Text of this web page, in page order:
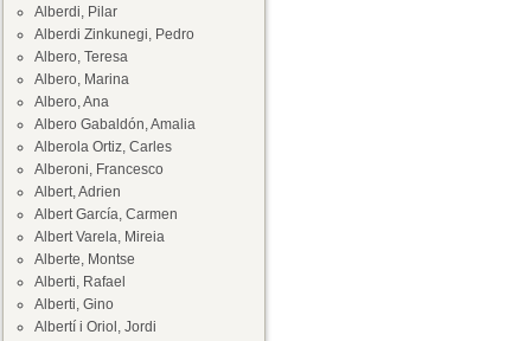
Alberdi, Pilar
Alberdi Zinkunegi, Pedro
Albero, Teresa
Albero, Marina
Albero, Ana
Albero Gabaldón, Amalia
Alberola Ortiz, Carles
Alberoni, Francesco
Albert, Adrien
Albert García, Carmen
Albert Varela, Mireia
Alberte, Montse
Alberti, Rafael
Alberti, Gino
Albertí i Oriol, Jordi